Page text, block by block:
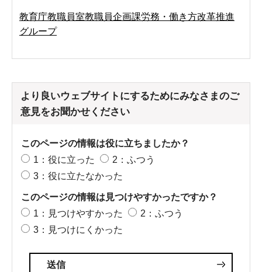
教育庁教職員室教職員企画課労務・働き方改革推進
グループ
より良いウェブサイトにするためにみなさまのご
意見をお聞かせください
このページの情報は役に立ちましたか？
1：役に立った
2：ふつう
3：役に立たなかった
このページの情報は見つけやすかったですか？
1：見つけやすかった
2：ふつう
3：見つけにくかった